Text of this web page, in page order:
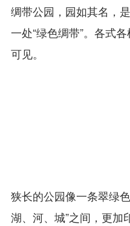
绸带公园，园如其名，
一处“绿色绸带”。各式
可见。
狭长的公园像一条翠绿
湖、河、城”之间，更加